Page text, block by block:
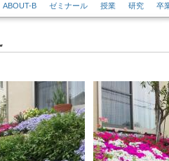
ABOUT-B ゼミナール 授業 研究 卒